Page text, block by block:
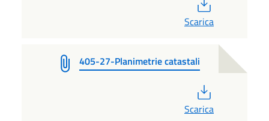
Scarica
405-27-Planimetrie catastali
Scarica